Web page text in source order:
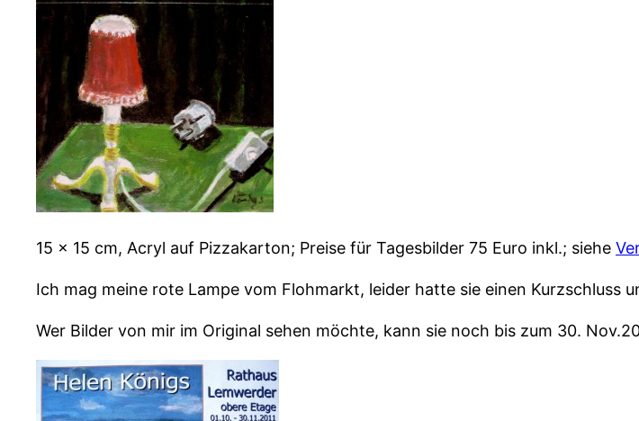
15 x 15 cm, Acryl auf Pizzakarton; Preise für Tagesbilder 75 Euro inkl.; siehe
Ich mag meine rote Lampe vom Flohmarkt, leider hatte sie einen Kurzschluss
Wer Bilder von mir im Original sehen möchte, kann sie noch bis zum 30.